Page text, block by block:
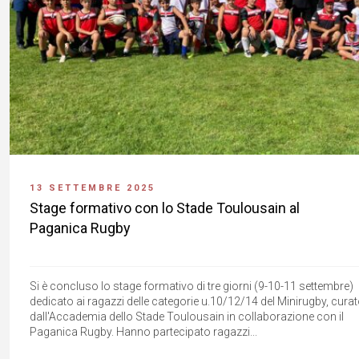
13 SETTEMBRE 2025
Stage formativo con lo Stade Toulousain al
Paganica Rugby
Si è concluso lo stage formativo di tre giorni (9-10-11 settembre)
dedicato ai ragazzi delle categorie u.10/12/14 del Minirugby,
dall'Accademia dello Stade Toulousain in collaborazione con il
Paganica Rugby. Hanno partecipato ragazzi...